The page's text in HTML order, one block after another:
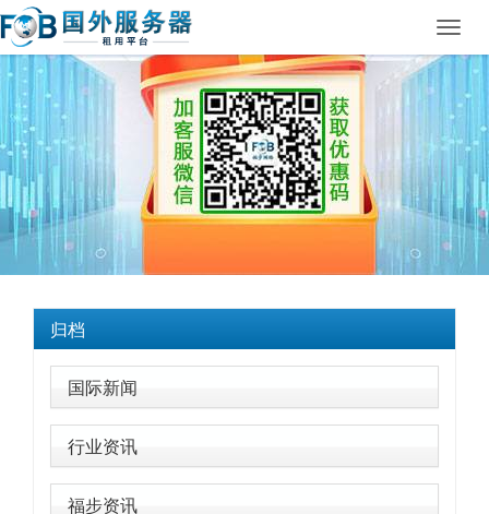
归档
国际新闻
行业资讯
福步资讯